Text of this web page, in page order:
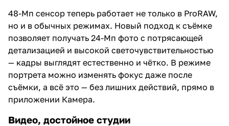
48-Мп сенсор теперь работает не только в ProRAW,
но и в обычных режимах. Новый подход к съёмке
позволяет получать 24-Мп фото с потрясающей
детализацией и высокой светочувствительностью
— кадры выглядят естественно и чётко. В режиме
портрета можно изменять фокус даже после
съёмки, а всё это — без лишних действий, прямо в
приложении Камера.
Видео, достойное студии